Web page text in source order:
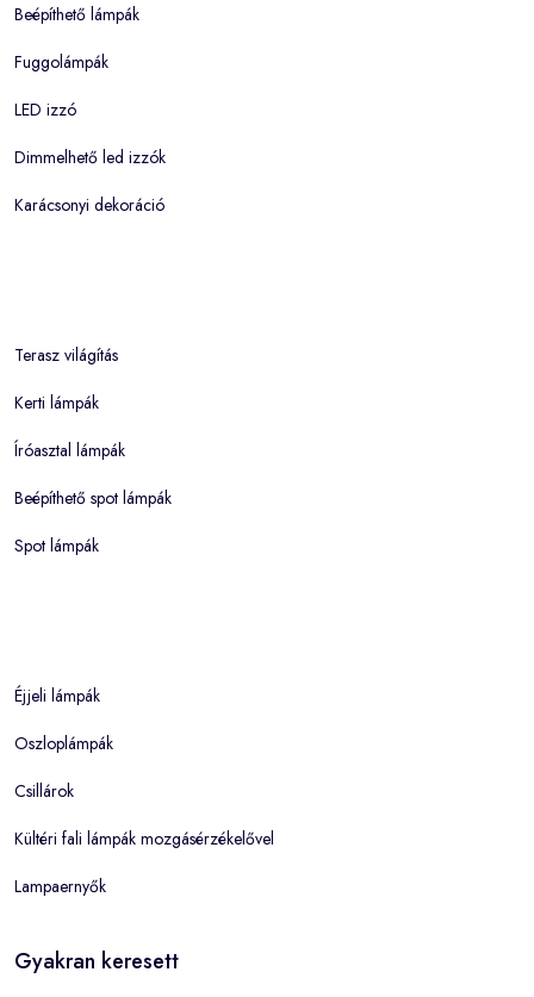
Beépíthető lámpák
Fuggolámpák
LED izzó
Dimmelhető led izzók
Karácsonyi dekoráció
Terasz világítás
Kerti lámpák
Íróasztal lámpák
Beépíthető spot lámpák
Spot lámpák
Éjjeli lámpák
Oszloplámpák
Csillárok
Kültéri fali lámpák mozgásérzékelővel
Lampaernyők
Gyakran keresett